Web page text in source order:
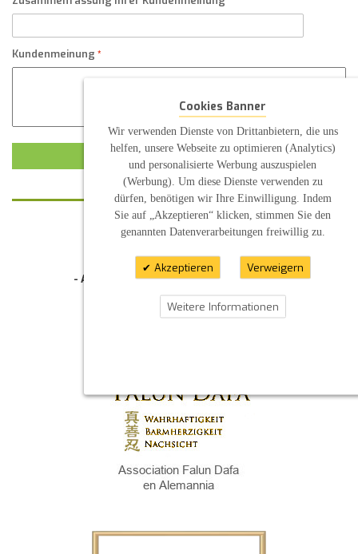
Kundenmeinung
KUNDENMEINUNG ABSCHICKEN
KONTAKT
- Allgemeine Geschäftsbedingung (AGB)
- Datenschutzerklärung
- Impressum
Cookies Banner
Wir verwenden Dienste von Drittanbietern, die uns
helfen, unsere Webseite zu optimieren (Analytics)
und personalisierte Werbung auszuspielen
(Werbung). Um diese Dienste verwenden zu
dürfen, benötigen wir Ihre Einwilligung. Indem
Sie auf „Akzeptieren“ klicken, stimmen Sie den
genannten Datenverarbeitungen freiwillig zu.
Akzeptieren Verweigern
Weitere Informationen